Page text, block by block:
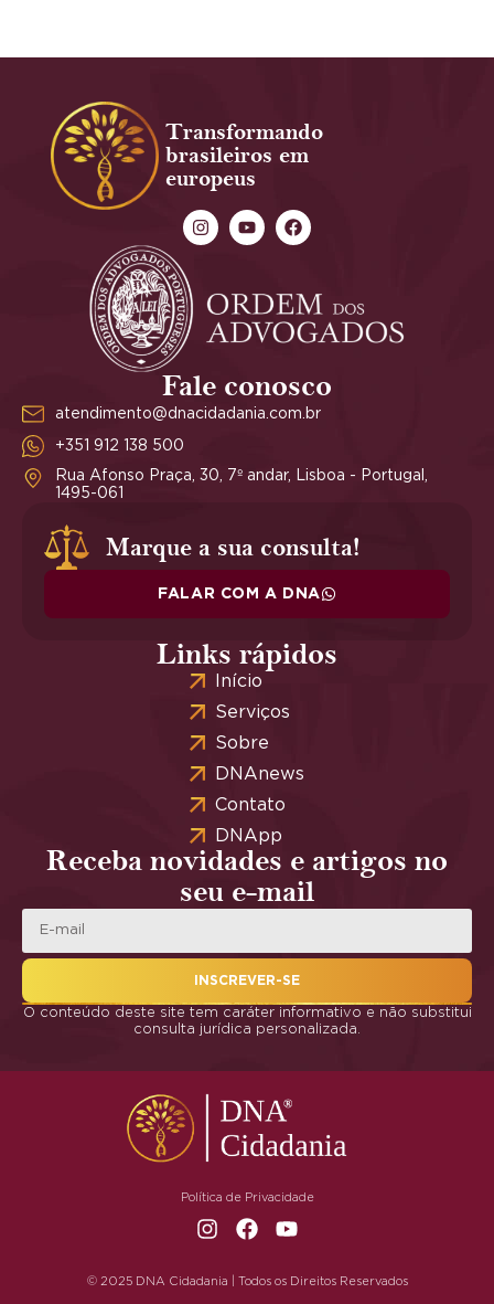
Transformando
brasileiros em
europeus
Fale conosco
atendimento@dnacidadania.com.br
+351 912 138 500
Rua Afonso Praça, 30, 7º andar, Lisboa - Portugal,
1495-061
Marque a sua consulta!
FALAR COM A DNA
Links rápidos
Início
Serviços
Sobre
DNAnews
Contato
DNApp
Receba novidades e artigos no
seu e-mail
INSCREVER-SE
O conteúdo deste site tem caráter informativo e não substitui
consulta jurídica personalizada.
© 2025 DNA Cidadania | Todos os Direitos Reservados
Política de Privacidade